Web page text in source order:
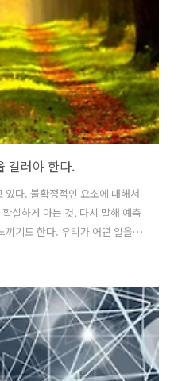
기 때문에 우리가 접하는 프로
데없이 이런 이야기를 언급하는
길러야 한다.
있다. 불확정적인 요소에 대해서
실하게 아는 것, 다시 말해 예측
끼기도 한다. 우리가 어떤 일을
을 알 수 있다. 즉, 분명한 목표
수 있지만, 반대로 일의 진행에
러 가지 고민이 생길 수 있다. '내
것이 맞는가.', '또 실패 혹은 실
생각의 깊은 곳에는 '불안감'이
로 시작할 때..